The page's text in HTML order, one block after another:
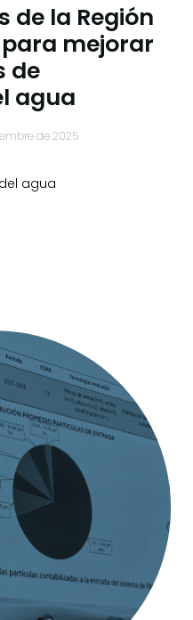
de la Región
mejorar
de
agua
de 2025
agua